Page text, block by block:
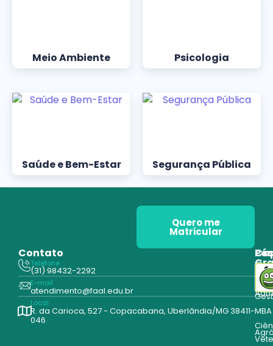
Meio Ambiente Psicologia
Saúde e Bem-Estar Segurança Pública
Quero me
Matricular
Contato
Telefone
(31) 98432-2292
E-mail
atendimento@faal.edu.br
Local
R. da Carioca, 527 - Copacabana, Uberlândia/MG 38411-
046
MBA